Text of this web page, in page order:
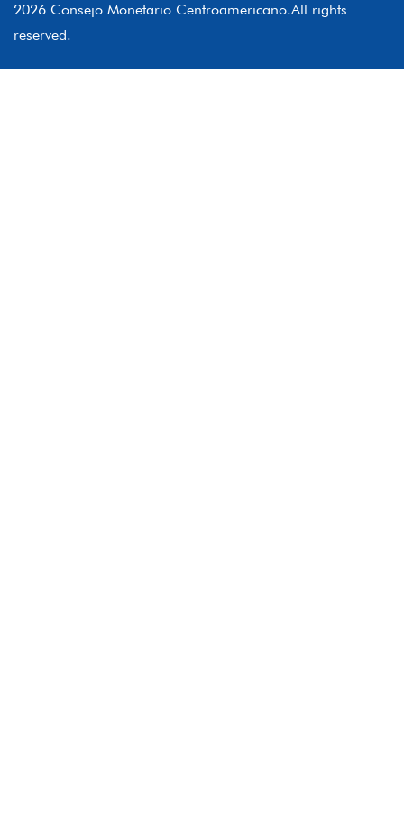
2026 Consejo Monetario Centroamericano.All rights
reserved.